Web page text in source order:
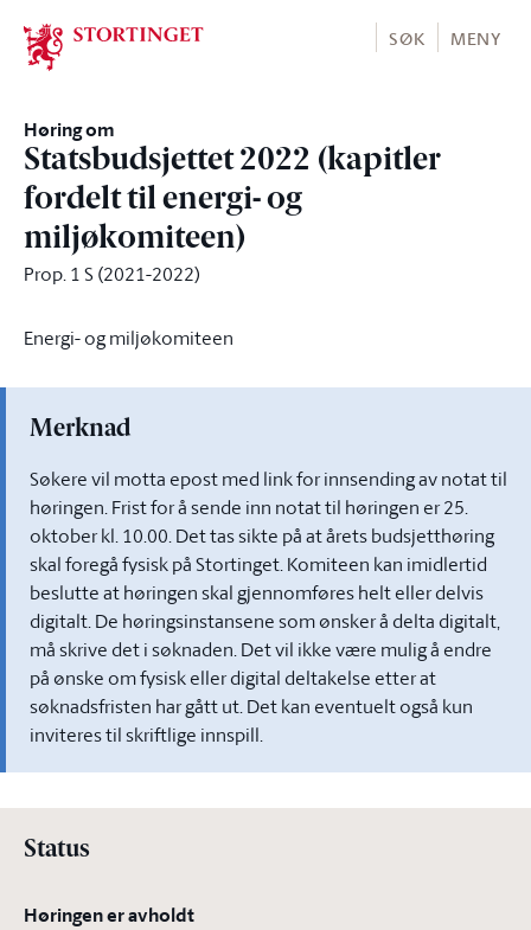
Stortinget.no
SØK MENY
Høring om
Statsbudsjettet 2022 (kapitler
fordelt til energi- og
miljøkomiteen)
Prop. 1 S (2021-2022)
Energi- og miljøkomiteen
Merknad
Søkere vil motta epost med link for innsending av notat til
høringen. Frist for å sende inn notat til høringen er 25.
oktober kl. 10.00. Det tas sikte på at årets budsjetthøring
skal foregå fysisk på Stortinget. Komiteen kan imidlertid
beslutte at høringen skal gjennomføres helt eller delvis
digitalt. De høringsinstansene som ønsker å delta digitalt,
må skrive det i søknaden. Det vil ikke være mulig å endre
på ønske om fysisk eller digital deltakelse etter at
søknadsfristen har gått ut. Det kan eventuelt også kun
inviteres til skriftlige innspill.
Status
Høringen er avholdt